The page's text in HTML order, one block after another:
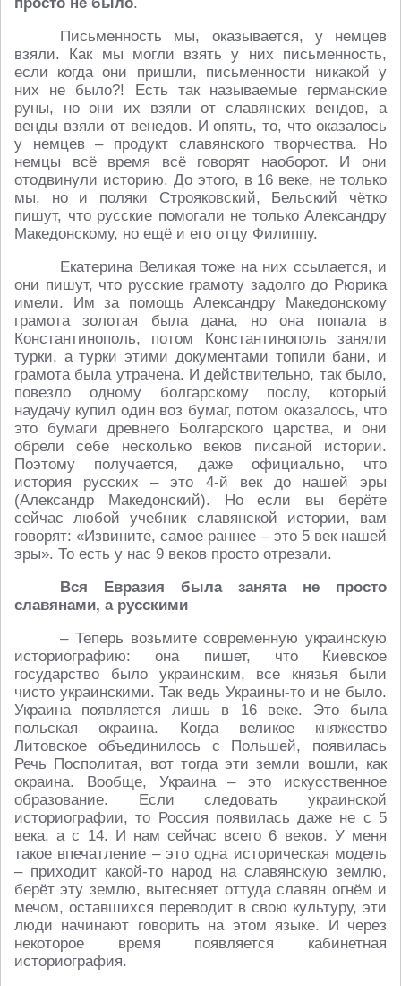
Письменность мы, оказывается, у немцев
взяли. Как мы могли взять у них письменность,
если когда они пришли, письменности никакой у
них не было?! Есть так называемые германские
руны, но они их взяли от славянских вендов, а
венды взяли от венедов. И опять, то, что оказалось
у немцев – продукт славянского творчества. Но
немцы всё время всё говорят наоборот. И они
отодвинули историю. До этого, в 16 веке, не только
мы, но и поляки Строяковский, Бельский чётко
пишут, что русские помогали не только Александру
Македонскому, но ещё и его отцу Филиппу.
Екатерина Великая тоже на них ссылается, и
они пишут, что русские грамоту задолго до Рюрика
имели. Им за помощь Александру Македонскому
грамота золотая была дана, но она попала в
Константинополь, потом Константинополь заняли
турки, а турки этими документами топили бани, и
грамота была утрачена. И действительно, так было,
повезло одному болгарскому послу, который
наудачу купил один воз бумаг, потом оказалось, что
это бумаги древнего Болгарского царства, и они
обрели себе несколько веков писаной истории.
Поэтому получается, даже официально, что
история русских – это 4-й век до нашей эры
(Александр Македонский). Но если вы берёте
сейчас любой учебник славянской истории, вам
говорят: «Извините, самое раннее – это 5 век нашей
эры». То есть у нас 9 веков просто отрезали.
Вся Евразия была занята не просто
славянами, а русскими
– Теперь возьмите современную украинскую
историографию: она пишет, что Киевское
государство было украинским, все князья были
чисто украинскими. Так ведь Украины-то и не было.
Украина появляется лишь в 16 веке. Это была
польская окраина. Когда великое княжество
Литовское объединилось с Польшей, появилась
Речь Посполитая, вот тогда эти земли вошли, как
окраина. Вообще, Украина – это искусственное
образование. Если следовать украинской
историографии, то Россия появилась даже не с 5
века, а с 14. И нам сейчас всего 6 веков. У меня
такое впечатление – это одна историческая модель
– приходит какой-то народ на славянскую землю,
берёт эту землю, вытесняет оттуда славян огнём и
мечом, оставшихся переводит в свою культуру, эти
люди начинают говорить на этом языке. И через
некоторое время появляется кабинетная
историография.